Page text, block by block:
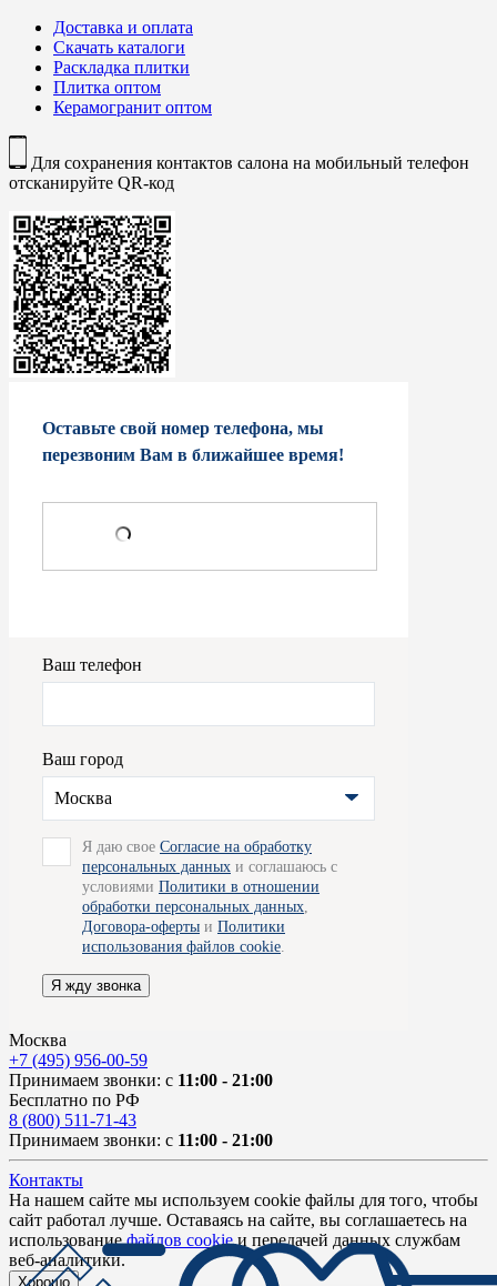
Доставка и оплата
Скачать каталоги
Раскладка плитки
Плитка оптом
Керамогранит оптом
Для сохранения контактов салона на мобильный телефон
отсканируйте QR-код
Оставьте свой номер телефона, мы
перезвоним Вам в ближайшее время!
Ваш телефон
Ваш город
Москва
Я даю свое Согласие на обработку
персональных данных и соглашаюсь с
условиями Политики в отношении
обработки персональных данных
Договора-оферты и Политики
использования файлов cookie
Я жду звонка
Москва
+7 (495) 956-00-59
Принимаем звонки: с 11:00 - 21:00
Бесплатно по РФ
8 (800) 511-71-43
Принимаем звонки: с 11:00 - 21:00
Контакты
На нашем сайте мы используем cookie файлы для того, чтобы
сайт работал лучше. Оставаясь на сайте, вы соглашаетесь на
использованиефайлов cookieи передачей данных службам
веб-аналитики.
Хорошо